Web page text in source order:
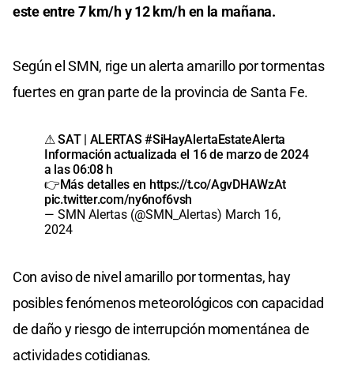
este entre 7 km/h y 12 km/h en la mañana.
Según el SMN, rige un alerta amarillo por tormentas
fuertes en gran parte de la provincia de Santa Fe.
⚠ SAT | ALERTAS#SiHayAlertaEstateAlerta
Información actualizada el 16 de marzo de 2024
a las 06:08 h
👉Más detalles en https://t.co/AgvDHAWzAt
pic.twitter.com/ny6nof6vsh
— SMN Alertas (@SMN_Alertas) March 16,
2024
Con aviso de nivel amarillo por tormentas, hay
posibles fenómenos meteorológicos con capacidad
de daño y riesgo de interrupción momentánea de
actividades cotidianas.